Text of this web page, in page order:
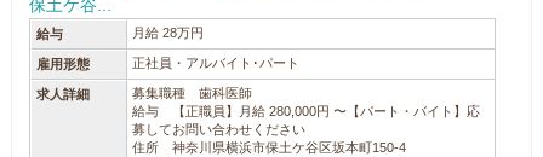
保土ケ谷...
給与 月給 28万円
雇用形態 正社員・アルバイト･パート
求人詳細
募集職種 歯科医師
給与 【正職員】月給 280,000円 〜【パート・バイト】応
募してお問い合わせください
住所 神奈川県横浜市保土ケ谷区坂本町150-4